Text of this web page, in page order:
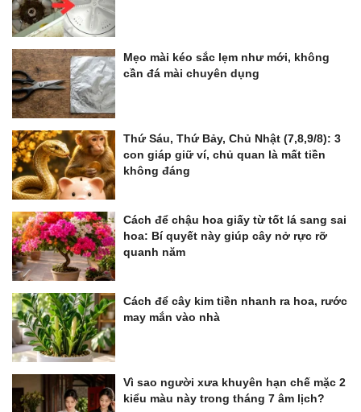
Mẹo mài kéo sắc lẹm như mới, không
cần đá mài chuyên dụng
Thứ Sáu, Thứ Bảy, Chủ Nhật (7,8,9/8): 3
con giáp giữ ví, chủ quan là mất tiền
không đáng
Cách để chậu hoa giấy từ tốt lá sang sai
hoa: Bí quyết này giúp cây nở rực rỡ
quanh năm
Cách để cây kim tiền nhanh ra hoa, rước
may mắn vào nhà
Vì sao người xưa khuyên hạn chế mặc 2
kiểu màu này trong tháng 7 âm lịch?